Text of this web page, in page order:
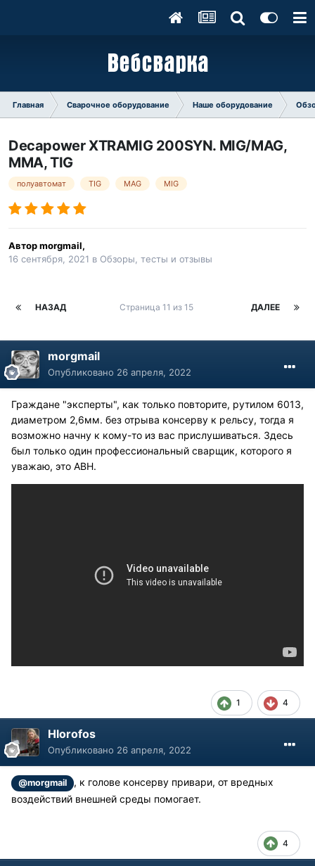
Главная Сварочное оборудование Наше оборудование
Decapower XTRAMIG 200SYN. MIG/MAG,
MMA, TIG
полуавтомат TIG MAG MIG
Авторmorgmail,
16 сентября, 2021 в Обзоры, тесты и отзывы
НАЗАД ДАЛЕЕ
Страница 11 из 15
morgmail
Опубликовано 26 апреля, 2022
Граждане "эксперты", как только повторите, рутилом 6013,
диаметром 2,6мм. без отрыва консерву к рельсу, тогда я
возможно начну к кому-то из вас прислушиваться. Здесь
был только один профессиональный сварщик, которого я
уважаю, это АВН.
1 4
Hlorofos
Опубликовано 26 апреля, 2022
@morgmail
, к голове консерву привари, от вредных
воздействий внешней среды помогает.
4